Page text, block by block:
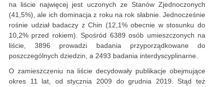
na liście najwięcej jest uczonych ze Stanów Zjednoczonych
(41,5%), ale ich dominacja z roku na rok słabnie. Jednocześnie
rośnie udział badaczy z Chin (12,1% obecnie w stosunku do
10,2% przed rokiem). Spośród 6389 osób umieszczonych na
liście, 3896 prowadzi badania przyporządkowane do
poszczególnych dziedzin, a 2493 badania interdyscyplinarne.
O zamieszczeniu na liście decydowały publikacje obejmujące
okres 11 lat, od stycznia 2009 do grudnia 2019. Stąd też